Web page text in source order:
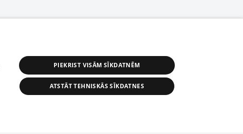
PIEKRIST VISĀM SĪKDATNĒM
ATSTĀT TEHNISKĀS SĪKDATNES